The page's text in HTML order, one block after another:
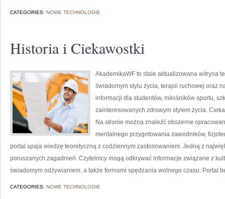
CATEGORIES: NOWE TECHNOLOGIE
Historia i Ciekawostki
AkademikaWF to stale aktualizowana witryna
świadomym stylu życia, terapii ruchowej oraz
informacji dla studentów, miłośników sportu,
zainteresowanych zdrowym stylem życia.
Na stronie można znaleźć obszerne
mentalnego przygotowania zawodników,
portal spaja wiedzę teoretyczną z codziennym zastosowaniem. Jedną z
poruszanych zagadnień. Czytelnicy mogą odkrywać informacje związane z
świadomym odżywianiem, a także formami spędzania wolnego czasu. Portal
CATEGORIES: NOWE TECHNOLOGIE